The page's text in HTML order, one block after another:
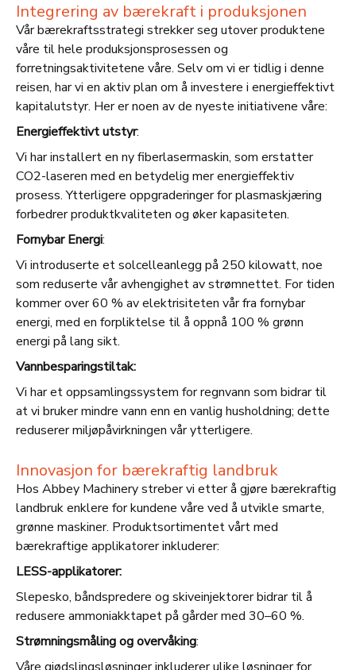
Integrering av bærekraft i produksjonen
Vår bærekraftsstrategi strekker seg utover produktene
våre til hele produksjonsprosessen og
forretningsaktivitetene våre. Selv om vi er tidlig i denne
reisen, har vi en aktiv plan om å investere i energieffektivt
kapitalutstyr. Her er noen av de nyeste initiativene våre:
Energieffektivt utstyr:
Vi har installert en ny fiberlasermaskin, som erstatter
CO2-laseren med en betydelig mer energieffektiv
prosess. Ytterligere oppgraderinger for plasmaskjæring
forbedrer produktkvaliteten og øker kapasiteten.
Fornybar Energi:
Vi introduserte et solcelleanlegg på 250 kilowatt, noe
som reduserte vår avhengighet av strømnettet. For tiden
kommer over 60 % av elektrisiteten vår fra fornybar
energi, med en forpliktelse til å oppnå 100 % grønn
energi på lang sikt.
Vannbesparingstiltak:
Vi har et oppsamlingssystem for regnvann som bidrar til
at vi bruker mindre vann enn en vanlig husholdning; dette
reduserer miljøpåvirkningen vår ytterligere.
Innovasjon for bærekraftig landbruk
Hos Abbey Machinery streber vi etter å gjøre bærekraftig
landbruk enklere for kundene våre ved å utvikle smarte,
grønne maskiner. Produktsortimentet vårt med
bærekraftige applikatorer inkluderer:
LESS-applikatorer:
Slepesko, båndspredere og skiveinjektorer bidrar til å
redusere ammoniakktapet på gårder med 30–60 %.
Strømningsmåling og overvåking: